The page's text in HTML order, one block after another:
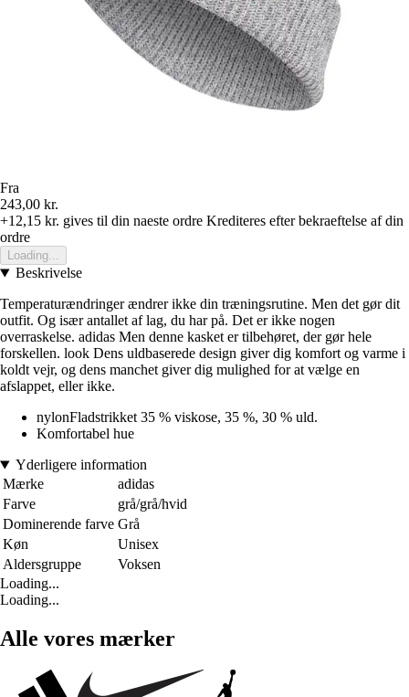
Fra
243,00 kr.
+12,15 kr. gives til din naeste ordre Krediteres efter bekraeftelse af din
ordre
Loading...
Beskrivelse
Temperaturændringer ændrer ikke din træningsrutine. Men det gør dit
outfit. Og især antallet af lag, du har på. Det er ikke nogen
overraskelse. adidas Men denne kasket er tilbehøret, der gør hele
forskellen. look Dens uldbaserede design giver dig komfort og varme i
koldt vejr, og dens manchet giver dig mulighed for at vælge en
afslappet, eller ikke.
nylonFladstrikket 35 % viskose, 35 %, 30 % uld.
Komfortabel hue
Yderligere information
Mærke
adidas
Farve
grå/grå/hvid
Dominerende farve Grå
Køn
Unisex
Aldersgruppe
Voksen
Loading...
Loading...
Alle vores mærker